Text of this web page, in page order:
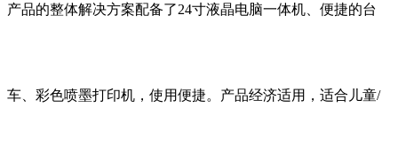
产品的整体解决方案配备了24寸液晶电脑一体机、便捷的台
车、彩色喷墨打印机，使用便捷。产品经济适用，适合儿童/